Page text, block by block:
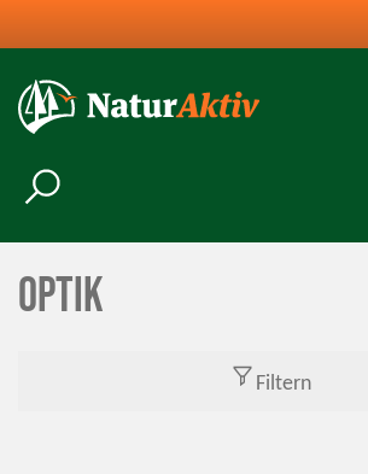
Optik
Filtern